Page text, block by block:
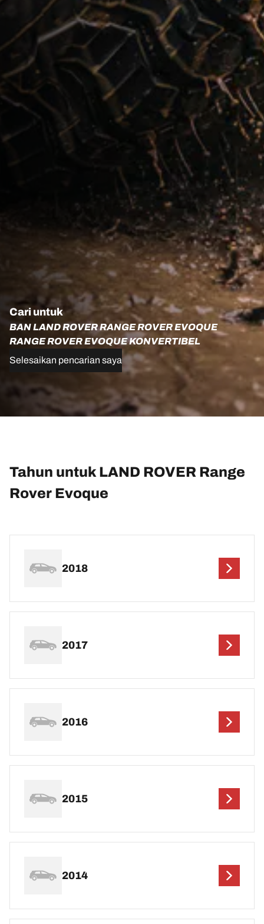
Cari untuk
BAN LAND ROVER RANGE ROVER EVOQUE
RANGE ROVER EVOQUE KONVERTIBEL
Selesaikan pencarian saya
Tahun untuk LAND ROVER Range
Rover Evoque
2018
2017
2016
2015
2014